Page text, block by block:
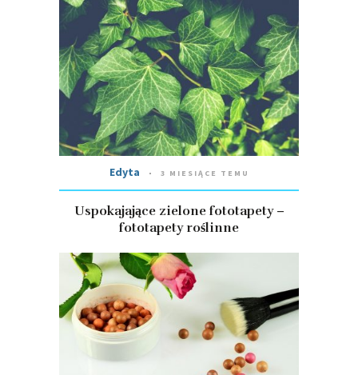
Edyta 3 MIESIĄCE TEMU
Uspokajające zielone fototapety –
fototapety roślinne